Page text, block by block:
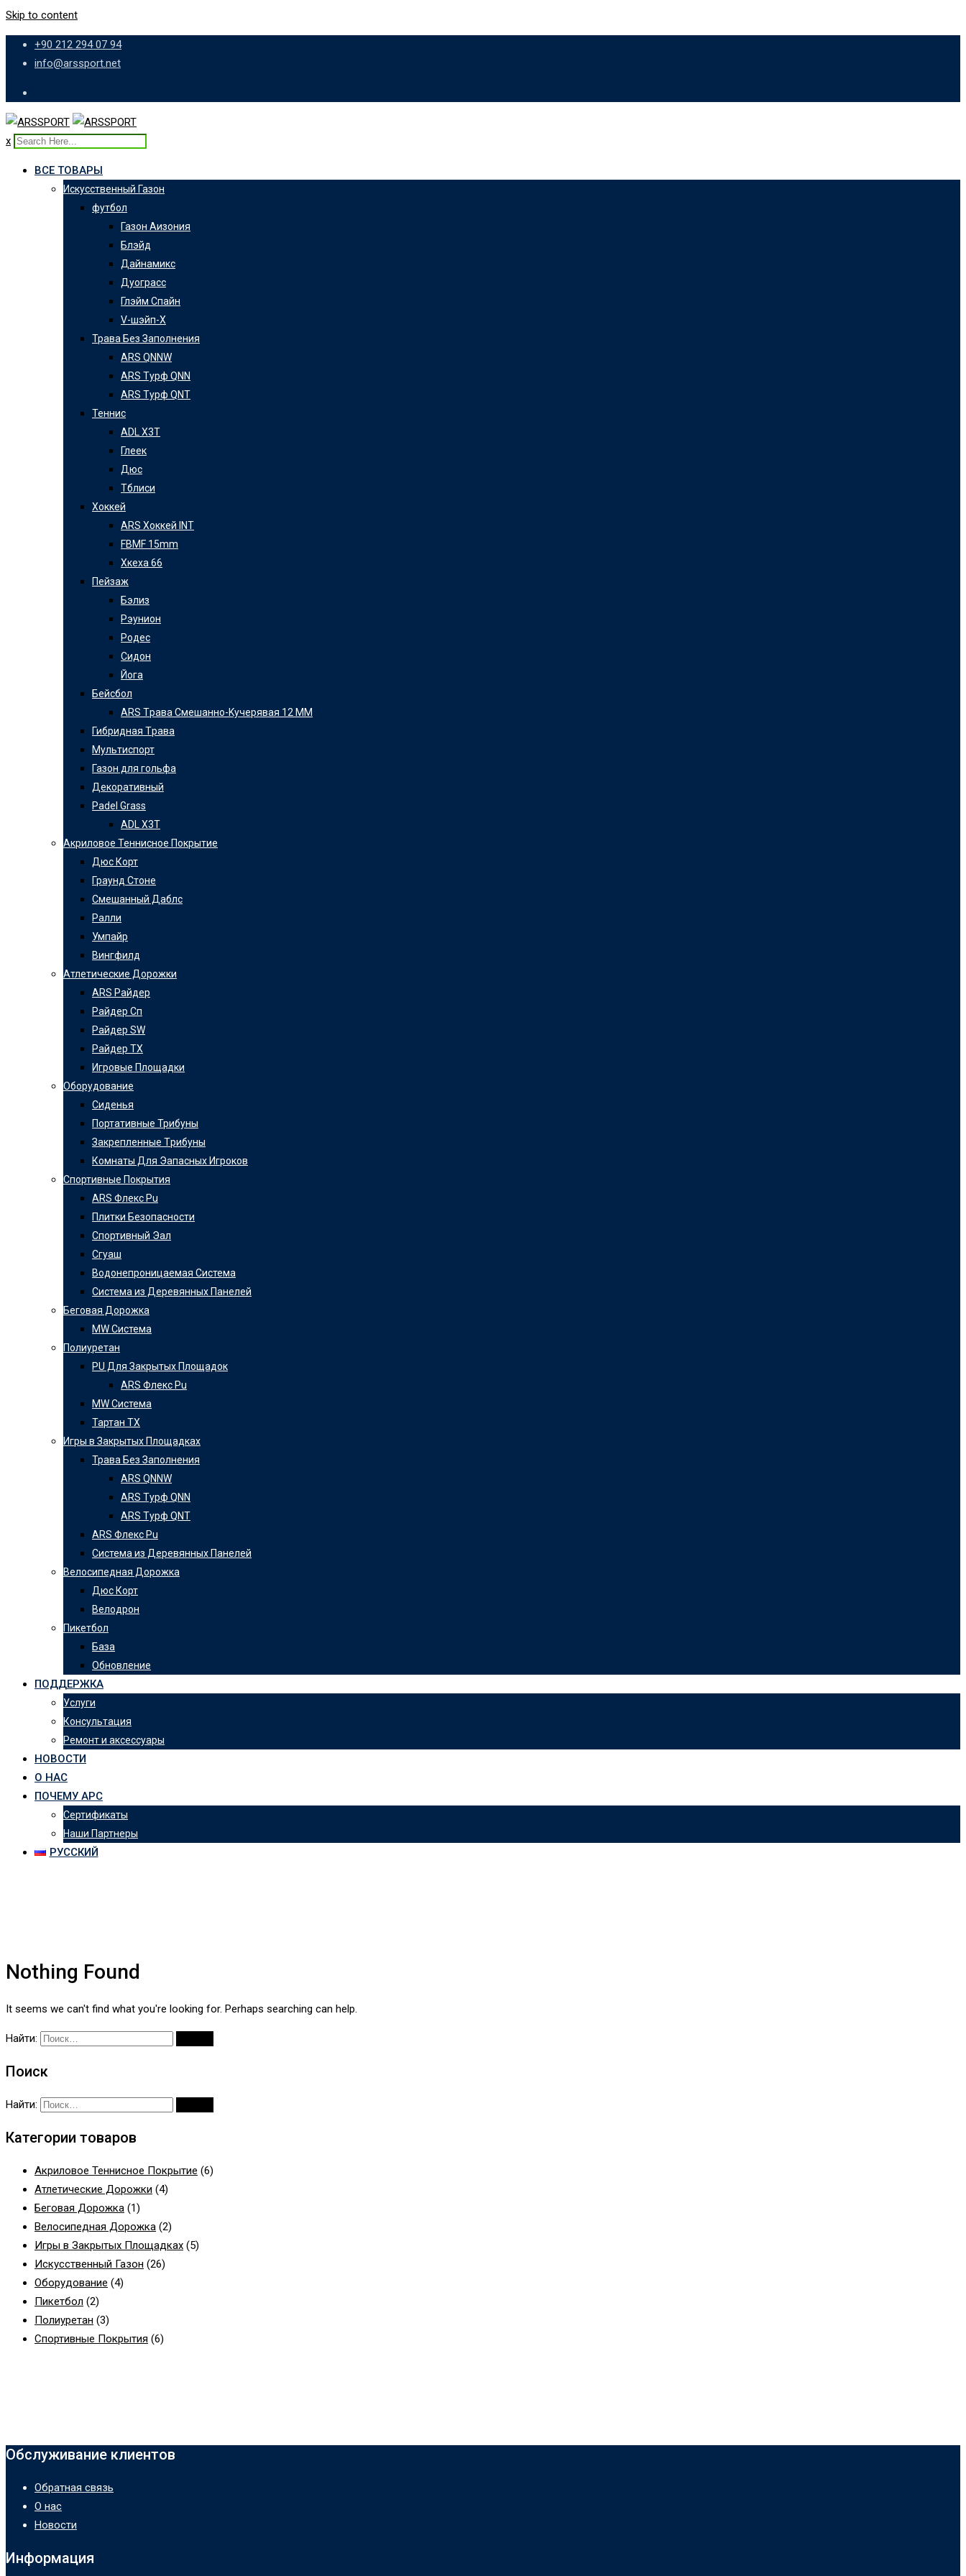
Skip to content
+90 212 294 07 94
info@arssport.net
x
ВСЕ ТОВАРЫ
Искусственный Газон
футбол
Газон Аизония
Блэйд
Дайнамикс
Дуограсс
Глэйм Cпайн
V-шэйп-Х
Трава Без Заполнения
ARS QNNW
ARS Турф QNN
ARS Турф QNT
Теннис
ADL X3T
Глеек
Дюс
Тблиси
Хоккей
ARS Хоккей INT
FBMF 15mm
Хкеха 66
Пейзаж
Бэлиз
Рэунион
Родес
Сидон
Йога
Бейсбол
ARS Tрава Cмешанно-Kучерявая 12 ММ
Гибридная Tрава
Мультиспорт
Газон для гольфа
Декоративный
Padel Grass
ADL X3T
Акриловое Теннисное Покрытие
Дюс Корт
Граунд Cтоне
Смешанный Даблс
Ралли
Умпайр
Вингфилд
Атлетические Дорожки
ARS Райдер
Райдер Cп
Райдер SW
Райдер TX
Игровые Площадки
Оборудование
Сиденья
Портативные Трибуны
Закрепленные Tрибуны
Комнаты Для Эапасных Игроков
Спортивные Покрытия
ARS Флекс Pu
Плитки Безопасности
Спортивный Эал
Сгуаш
Водонепроницаемая Система
Система из Деревянных Панелей
Беговая Дорожка
MW Системa
Полиуретан
PU Для Закрытых Площадок
ARS Флекс Pu
MW Системa
Тартан ТХ
Игры в Закрытых Площадках
Трава Без Заполнения
ARS QNNW
ARS Турф QNN
ARS Турф QNT
ARS Флекс Pu
Система из Деревянных Панелей
Велосипедная Дорожка
Дюс Корт
Велодрон
Пикетбол
База
Обновление
ПОДДЕРЖКА
Услуги
Консультация
Ремонт и аксессуары
НОВОСТИ
О НАС
ПОЧЕМУ АРС
Сертификаты
Наши Партнеры
РУССКИЙ
Nothing Found
It seems we can't find what you're looking for. Perhaps searching can help.
Найти:
Поиск
Найти:
Категории товаров
Акриловое Теннисное Покрытие (6)
Атлетические Дорожки (4)
Беговая Дорожка (1)
Велосипедная Дорожка (2)
Игры в Закрытых Площадках (5)
Искусственный Газон (26)
Оборудование (4)
Пикетбол (2)
Полиуретан (3)
Спортивные Покрытия (6)
Обслуживание клиентов
Обратная связь
О нас
Новости
Информация